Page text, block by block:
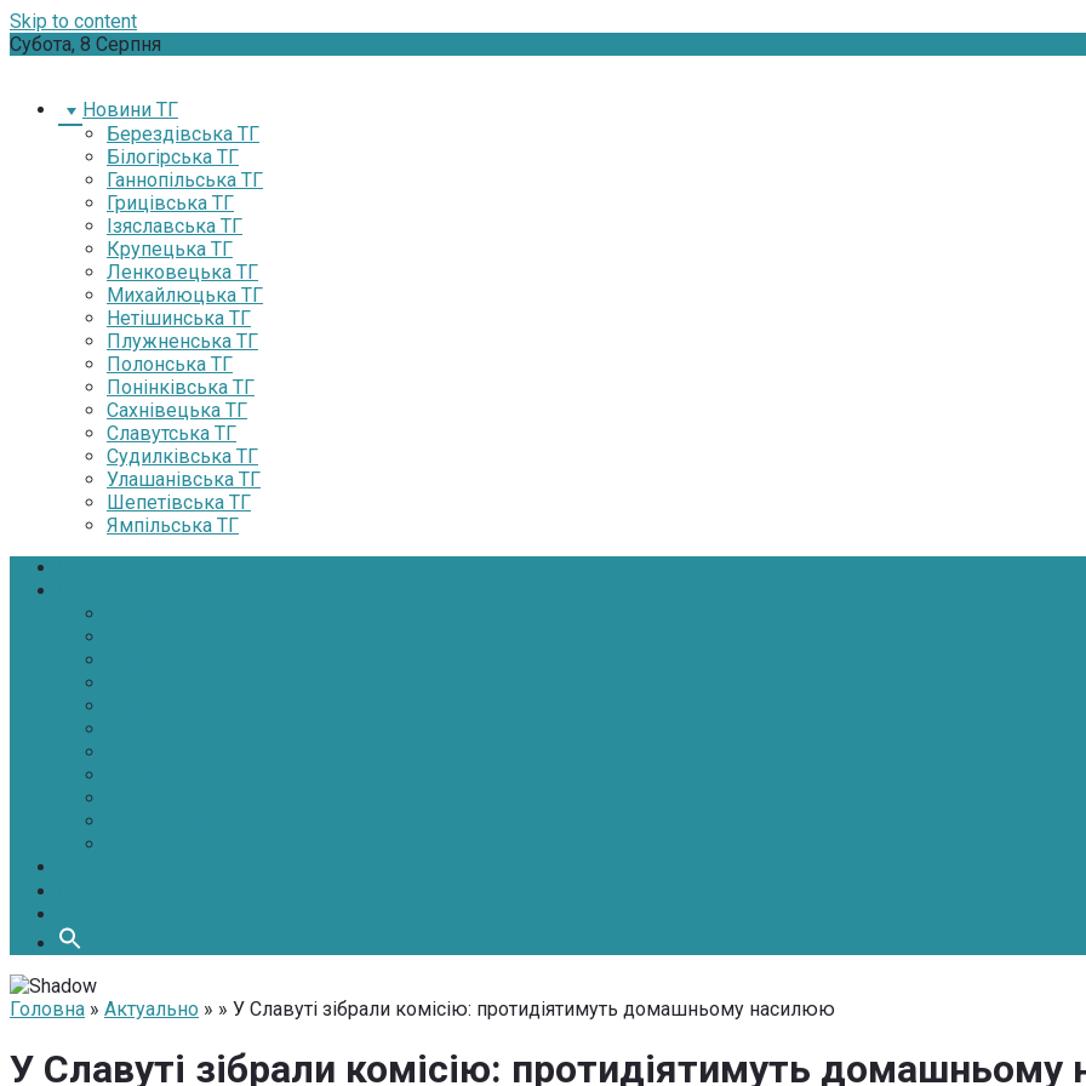
Skip to content
Субота, 8 Серпня
Новини ТГ
Берездівська ТГ
Білогірська ТГ
Ганнопільська ТГ
Грицівська ТГ
Ізяславська ТГ
Крупецька ТГ
Ленковецька ТГ
Михайлюцька ТГ
Нетішинська ТГ
Плужненська ТГ
Полонська ТГ
Понінківська ТГ
Сахнівецька ТГ
Славутська ТГ
Судилківська ТГ
Улашанівська ТГ
Шепетівська ТГ
Ямпільська ТГ
Головна » Актуально » » У Славуті зібрали комісію: протидіятимуть домашньому насилюю
У Славуті зібрали комісію: протидіятимуть